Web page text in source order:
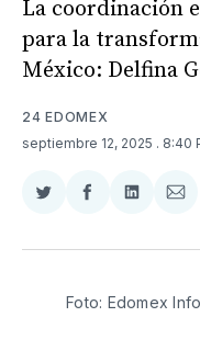
La coordinación
para la
México: Delfina
24 EDOMEX
septiembre 12, 2025 . 8:40
Compartir
Twitter
Compartir
Facebook
LinkedIn
Foto: Edomex